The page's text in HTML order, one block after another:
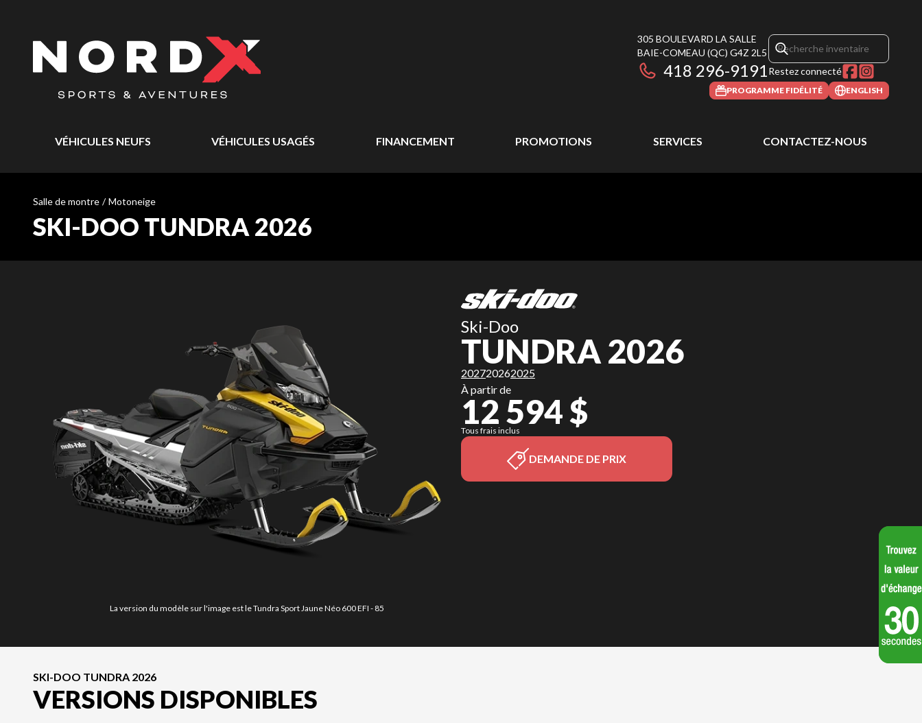
305 BOULEVARD LA SALLE
BAIE-COMEAU (QC) G4Z 2L5
418 296-9191Restez connecté
PROGRAMME FIDÉLITÉ ENGLISH
VÉHICULES NEUFS VÉHICULES USAGÉS FINANCEMENT PROMOTIONS SERVICES CONTACTEZ-NOUS
Salle de montre / Motoneige
SKI-DOO TUNDRA 2026
La version du modèle sur l'image est le Tundra Sport Jaune Néo 600 EFI - 85
Ski-Doo
TUNDRA 2026
202720262025
À partir de
12 594 $
Tous frais inclus
DEMANDE DE PRIX
SKI-DOO TUNDRA 2026
VERSIONS DISPONIBLES